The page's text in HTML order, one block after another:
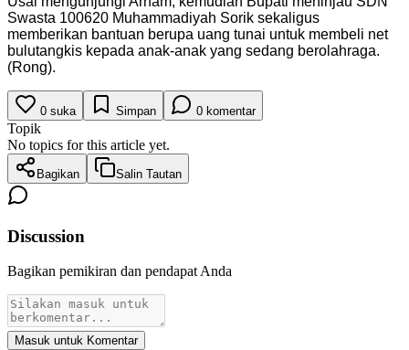
Swasta 100620 Muhammadiyah Sorik sekaligus
memberikan bantuan berupa uang tunai untuk membeli net
bulutangkis kepada anak-anak yang sedang berolahraga.
(Rong).
0 suka Simpan 0 komentar
Topik
No topics for this article yet.
Bagikan Salin Tautan
Discussion
Bagikan pemikiran dan pendapat Anda
Masuk untuk Komentar